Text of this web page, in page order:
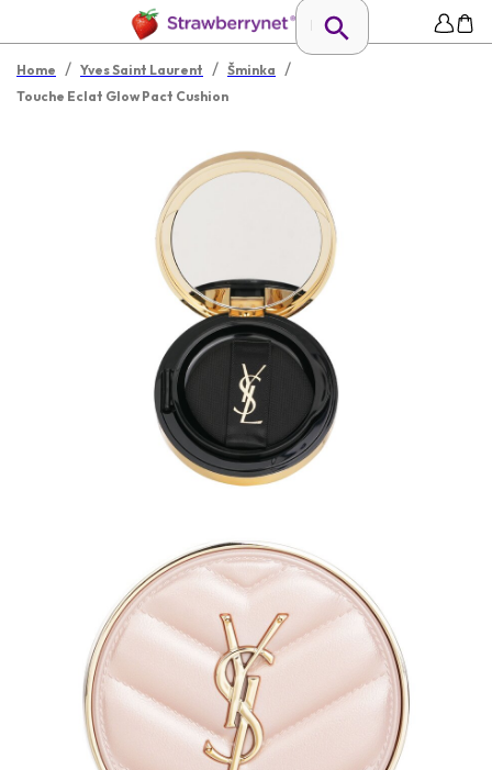
Home / Yves Saint Laurent / Šminka /
Touche Eclat Glow Pact Cushion